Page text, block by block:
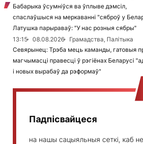
Бабарыка ўсумніўся ва ўплыве дэмсіл,
спаслаўшыся на меркаванні "сяброў у
Латушка парыраваў: "У нас розныя сябры"
13:15
08.08.2026
Грамадства, Палітыка
Севярынец: Трэба мець каманды, гатовыя
магчымасці правесці ў рэгіёнах Беларусі
і новых вырабаў да рэформаў"
Падпісвайцеся
на нашы сацыяльныя сеткі, каб не